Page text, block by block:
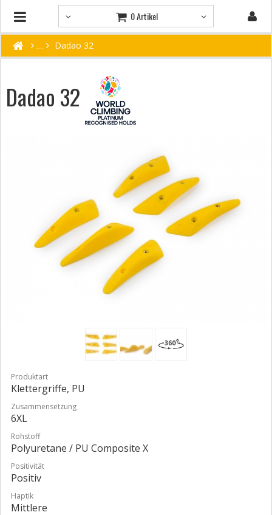
0 Artikel
Dadao 32
Dadao 32
Produktart
Klettergriffe, PU
Zusammensetzung
6XL
Rohstoff
Polyuretane / PU Composite X
Positivität
Positiv
Haptik
Mittlere